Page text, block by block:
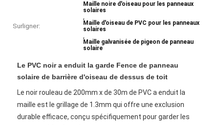
Surligner:
Maille noire d'oiseau pour les panneaux
solaires
,
Maille d'oiseau de PVC pour les panneaux
solaires
,
Maille galvanisée de pigeon de panneau
solaire
Le PVC noir a enduit la garde Fence de panneau
solaire de barrière d'oiseau de dessus de toit
Le noir rouleau de 200mm x de 30m de PVC a enduit la
maille est le grillage de 1.3mm qui offre une exclusion
durable efficace, conçu spécifiquement pour garder les